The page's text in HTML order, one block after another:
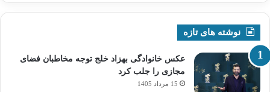
نوشته های تازه
عکس خانوادگی بهزاد خلج توجه مخاطبان فضای
مجازی را جلب کرد
15 مرداد 1405